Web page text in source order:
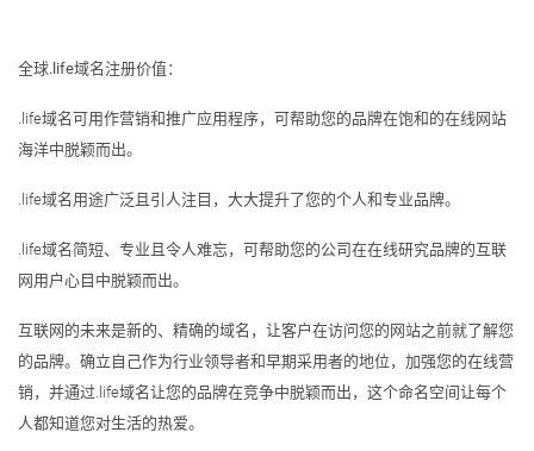
全球.life域名注册价值：
.life域名可用作营销和推广应用程序，可帮助您的品牌在饱和的在线网站
海洋中脱颖而出。
.life域名用途广泛且引人注目，大大提升了您的个人和专业品牌。
.life域名简短、专业且令人难忘，可帮助您的公司在在线研究品牌的互联
网用户心目中脱颖而出。
互联网的未来是新的、精确的域名，让客户在访问您的网站之前就了解您
的品牌。确立自己作为行业领导者和早期采用者的地位，加强您的在线营
销，并通过.life域名让您的品牌在竞争中脱颖而出，这个命名空间让每个
人都知道您对生活的热爱。